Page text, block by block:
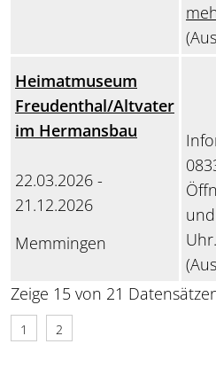
Heimatmuseum
Freudenthal/Altvater
im Hermansbau
22.03.2026 -
21.12.2026
Memmingen
Uhr.
Zeige 15 von 21
1 2